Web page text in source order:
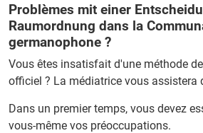
Problèmes mit einer
Raumordnung dans la
germanophone ?
Vous êtes insatisfait d'une méthode
officiel ? La médiatrice vous assistera
Dans un premier temps, vous devez
vous-même vos préoccupations.